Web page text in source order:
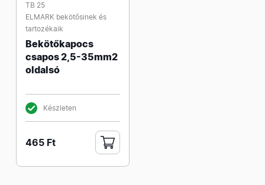
TB 25
ELMARK bekötősinek és
tartozékaik
Bekötőkapocs
csapos 2,5-35mm2
oldalsó
Készleten
465 Ft